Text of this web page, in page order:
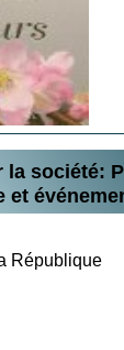
société:
et
République